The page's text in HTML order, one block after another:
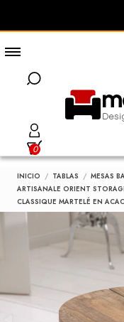
0
INICIO TABLAS MESAS
ARTISANALE ORIENT
CLASSIQUE MARTELÉ EN